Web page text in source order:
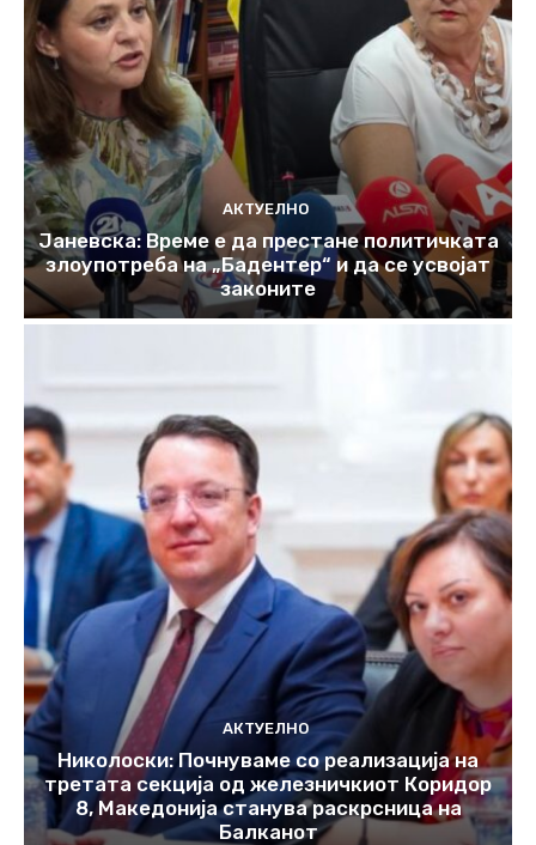
АКТУЕЛНО
Јаневска: Време е да престане политичката
злоупотреба на „Бадентер“ и да се усвојат
законите
АКТУЕЛНО
Николоски: Почнуваме со реализација на
третата секција од железничкиот Коридор
8, Македонија станува раскрсница на
Балканот